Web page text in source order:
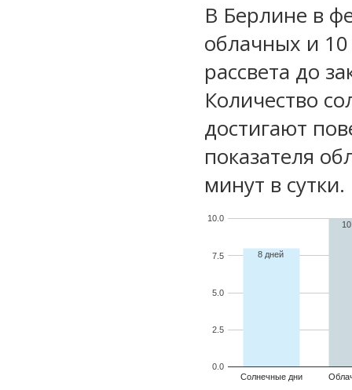
В Берлине в
облачных и
рассвета до
Количество
достигают
показателя
минут в сутки.
Солнечные дни
0.0
2.5
5.0
7.5
10.0
8 дней